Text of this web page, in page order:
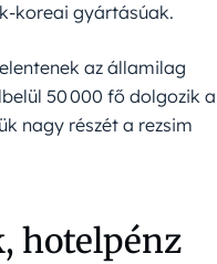
koreai gyártásúak.
az államilag
50 000 fő dolgozik a
nagy részét a rezsim
hotelpénz